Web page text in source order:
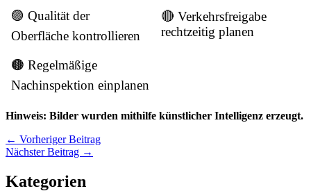
🟣 Qualität der
Oberfläche kontrollieren
🔴 Verkehrsfreigabe
rechtzeitig planen
🟤 Regelmäßige
Nachinspektion einplanen
Hinweis: Bilder wurden mithilfe künstlicher Intelligenz erzeugt.
← Vorheriger Beitrag
Nächster Beitrag →
Kategorien